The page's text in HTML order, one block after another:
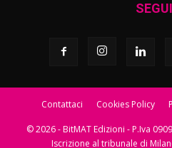
Contattaci Cookies Policy
© 2026 - BitMAT Edizioni - P.Iva
Iscrizione al tribunale di